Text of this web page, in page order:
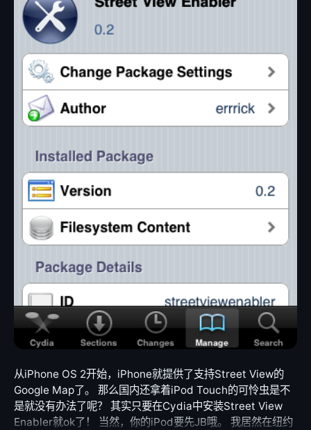
从iPhone OS 2开始，iPhone就提供了支持Street View的
Google Map了。 那么国内还拿着iPod Touch的可怜虫是不
是就没有办法了呢？ 其实只要在Cydia中安装Street View
Enabler就ok了！ 当然，你的iPod要先JB哦。 我居然在纽约